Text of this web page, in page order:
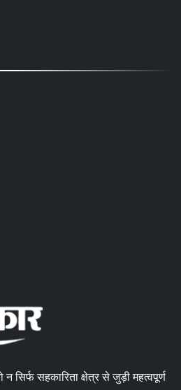
सिर्फ सहकारिता क्षेत्र से जुड़ी महत्वपूर्ण